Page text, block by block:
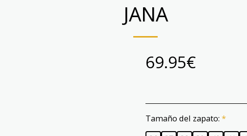
JANA
69.95€
Tamaño del zapato: *